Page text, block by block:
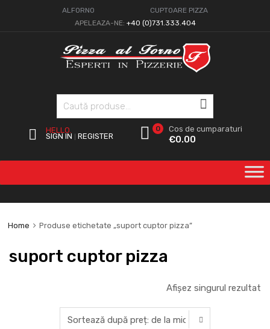
ALFORNO
CUPTOARE PIZZA
APELEAZA-NE: +40 (0)731.333.404
HELLO.
SIGN IN REGISTER
Cos de cumparaturi
€0.00
0
Home Produse etichetate „suport cuptor pizza”
suport cuptor pizza
Afișez singurul rezultat